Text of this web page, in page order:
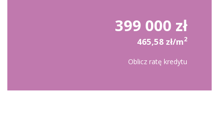
399 000 zł
465,58 zł/m2
Oblicz ratę kredytu